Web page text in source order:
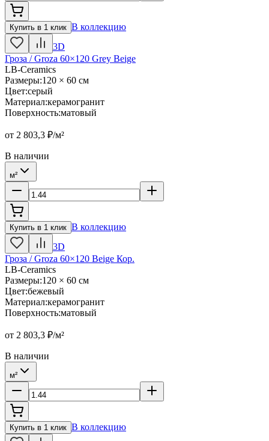
Купить в 1 клик В коллекцию
3D
Гроза / Groza 60×120 Grey Beige
LB-Ceramics
Размеры:120 × 60 см
Цвет:серый
Материал:керамогранит
Поверхность:матовый
от 2 803,3 ₽/м²
В наличии
м²
Купить в 1 клик В коллекцию
3D
Гроза / Groza 60×120 Beige Кор.
LB-Ceramics
Размеры:120 × 60 см
Цвет:бежевый
Материал:керамогранит
Поверхность:матовый
от 2 803,3 ₽/м²
В наличии
м²
Купить в 1 клик В коллекцию